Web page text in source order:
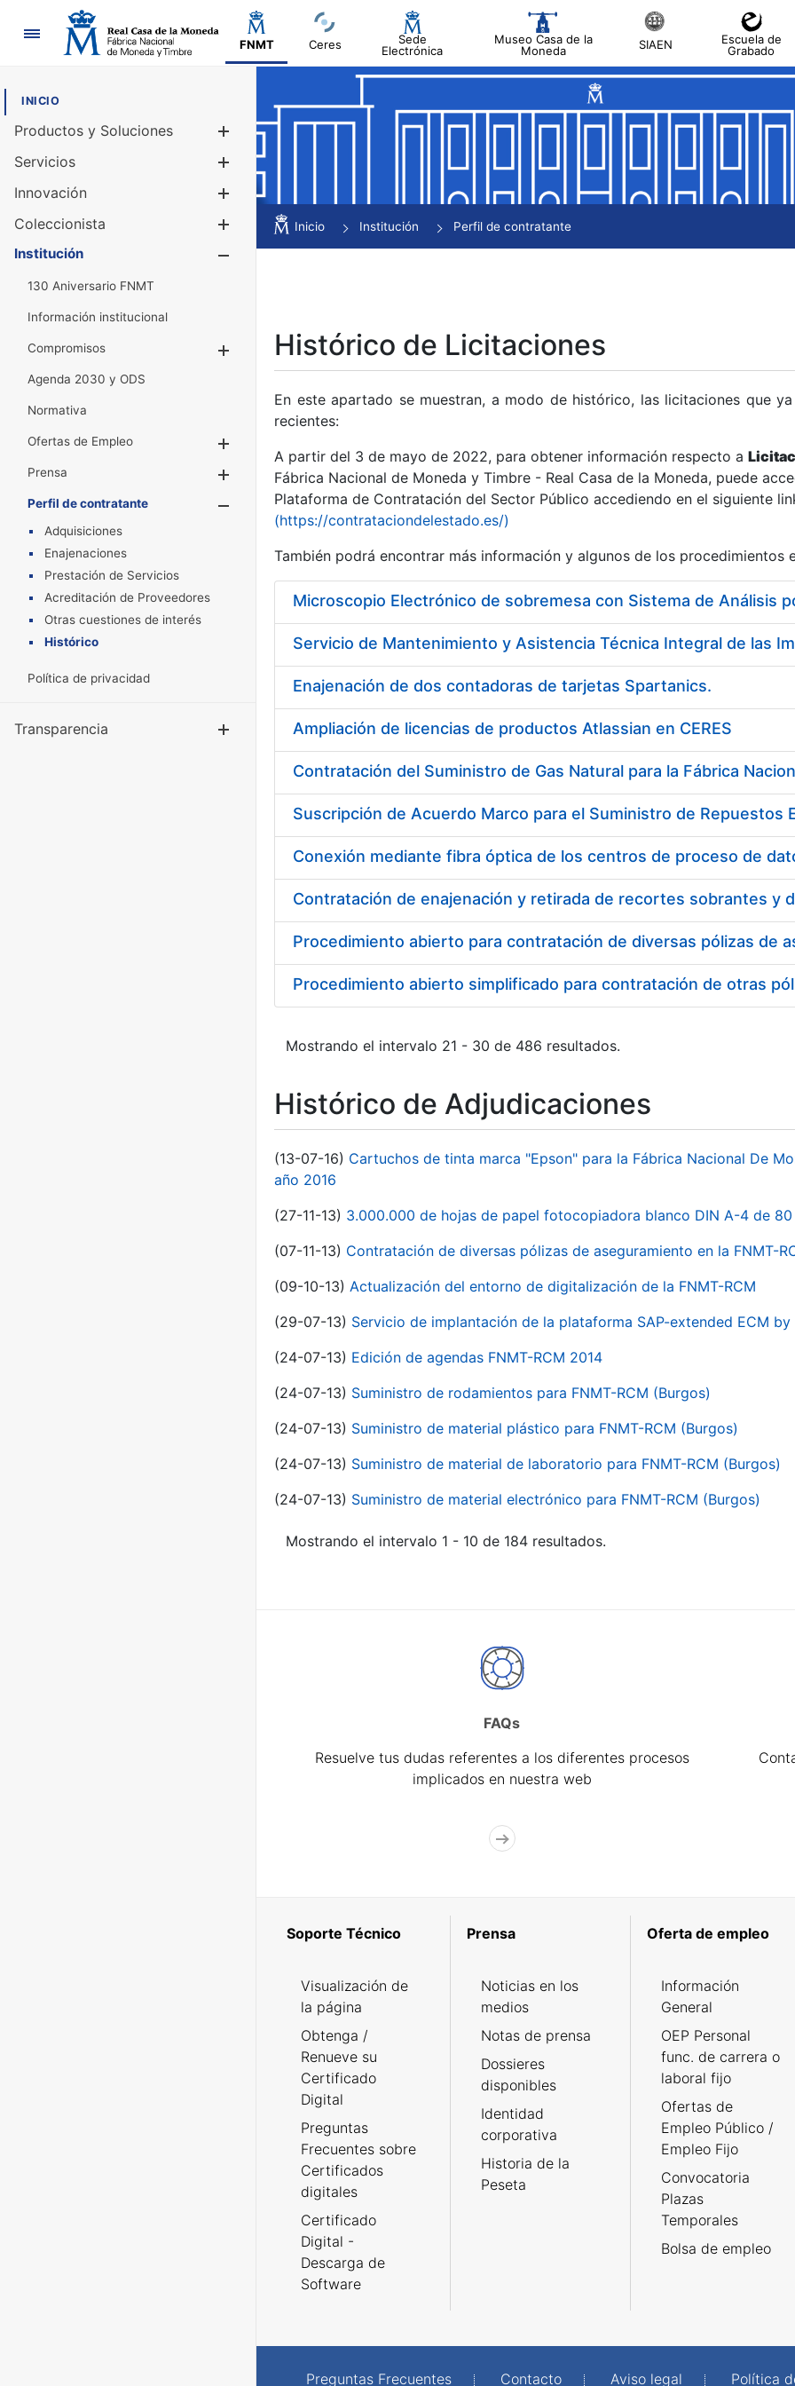
Navegación
FNMT Ceres
Sede
Electrónica
Museo Casa de la
Moneda
SIAEN
Escuela de
Grabado
INICIO
Productos y Soluciones
Mostrar/Ocultar
Servicios
Innovación
Coleccionista
Mostrar/Ocultar
Institución
130 Aniversario FNMT
Información institucional
Compromisos
Mostrar/Ocultar
Agenda 2030 y ODS
Normativa
Ofertas de Empleo
Prensa
Mostrar/Ocultar
Perfil de contratante
Mostrar/Ocultar
Adquisiciones
Enajenaciones
Prestación de Servicios
Acreditación de Proveedores
Otras cuestiones de interés
Histórico
Política de privacidad
Transparencia Mostrar/Ocultar
Inicio Institución Perfil de contratante
Histórico de Licitaciones
En este apartado se muestran, a modo de histórico, las licitaciones que
recientes:
A partir del 3 de mayo de 2022, para obtener información respecto a
Fábrica Nacional de Moneda y Timbre - Real Casa de la Moneda, puede
Plataforma de Contratación del Sector Público accediendo en el siguiente
(https://contrataciondelestado.es/)
También podrá encontrar más información y algunos de los procedimientos
Microscopio Electrónico de sobremesa con Sistema de Análisis
Enajenación de dos contadoras de tarjetas Spartanics.
Ampliación de licencias de productos Atlassian en CERES
Suscripción de Acuerdo Marco para el Suministro de Repuestos
Procedimiento abierto para contratación de diversas pólizas de
Procedimiento abierto simplificado para contratación de otras
Mostrando el intervalo 21 - 30 de 486 resultados.
Histórico de Adjudicaciones
(13-07-16) Cartuchos de tinta marca "Epson" para la Fábrica Nacional De
año 2016
(27-11-13) 3.000.000 de hojas de papel fotocopiadora blanco DIN A-4 de 80
(07-11-13) Contratación de diversas pólizas de aseguramiento en la FNMT-
(09-10-13) Actualización del entorno de digitalización de la FNMT-RCM
(29-07-13) Servicio de implantación de la plataforma SAP-extended ECM by
(24-07-13) Edición de agendas FNMT-RCM 2014
(24-07-13) Suministro de rodamientos para FNMT-RCM (Burgos)
(24-07-13) Suministro de material plástico para FNMT-RCM (Burgos)
(24-07-13) Suministro de material de laboratorio para FNMT-RCM (Burgos)
(24-07-13) Suministro de material electrónico para FNMT-RCM (Burgos)
Mostrando el intervalo 1 - 10 de 184 resultados.
FAQs
Resuelve tus dudas referentes a los diferentes procesos
implicados en nuestra web
Soporte Técnico
Visualización de
la página
Obtenga /
Renueve su
Certificado
Digital
Preguntas
Frecuentes sobre
Certificados
digitales
Certificado
Digital -
Descarga de
Software
Prensa
Noticias en los
medios
Notas de prensa
Dossieres
disponibles
Identidad
corporativa
Historia de la
Peseta
Oferta de empleo
Información
General
OEP Personal
func. de carrera o
laboral fijo
Ofertas de
Empleo Público /
Empleo Fijo
Convocatoria
Plazas
Temporales
Bolsa de empleo
Preguntas Frecuentes Contacto Aviso legal Política